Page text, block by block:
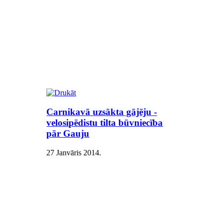
Carnikavā uzsākta gājēju -
velosipēdistu tilta būvniecība
pār Gauju
27 Janvāris 2014.